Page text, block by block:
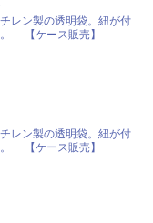
レン製の透明袋。紐が付
【ケース販売】
レン製の透明袋。紐が付
【ケース販売】